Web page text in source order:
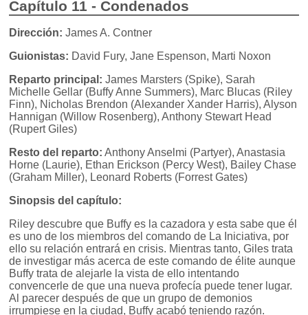
Capítulo 11 - Condenados
Dirección: James A. Contner
Guionistas: David Fury, Jane Espenson, Marti Noxon
Reparto principal: James Marsters (Spike), Sarah
Michelle Gellar (Buffy Anne Summers), Marc Blucas (Riley
Finn), Nicholas Brendon (Alexander Xander Harris), Alyson
Hannigan (Willow Rosenberg), Anthony Stewart Head
(Rupert Giles)
Resto del reparto: Anthony Anselmi (Partyer), Anastasia
Horne (Laurie), Ethan Erickson (Percy West), Bailey Chase
(Graham Miller), Leonard Roberts (Forrest Gates)
Sinopsis del capítulo:
Riley descubre que Buffy es la cazadora y esta sabe que él
es uno de los miembros del comando de La Iniciativa, por
ello su relación entrará en crisis. Mientras tanto, Giles trata
de investigar más acerca de este comando de élite aunque
Buffy trata de alejarle la vista de ello intentando
convencerle de que una nueva profecía puede tener lugar.
Al parecer después de que un grupo de demonios
irrumpiese en la ciudad, Buffy acabó teniendo razón.